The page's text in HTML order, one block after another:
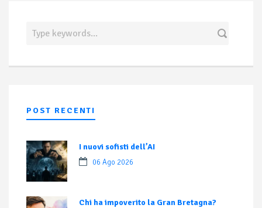
POST RECENTI
I nuovi sofisti dell’AI
06 Ago 2026
Chi ha impoverito la Gran Bretagna?